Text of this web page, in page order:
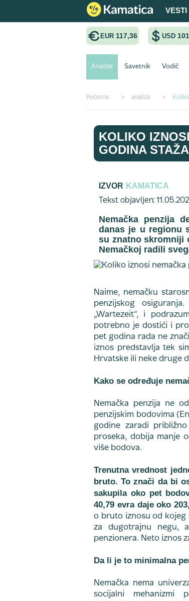
VESTI
EUR 117,36 USD
Analize Savetnik Vodič
Početna > analiza >
KOLIKO
GODINA
IZVOR KAMATICA
Tekst objavljen:
Nemačka penzija
danas je u regionu
su znatno skromniji
Nemačkoj radili
Naime, nemačku
penzijskog
„Wartezeit“, i
potrebno je dostići i
pet godina rada ne
iznos predstavlja tek
Hrvatske ili neke druge
Kako se određuje
Nemačka penzija ne
penzijskim bodovima
godine zaradi
proseka, dobija manje
više bodova.
Trenutna vrednost
bruto. To znači da bi
sakupila oko pet
40,79 evra daje oko
o bruto iznosu od kojeg
za dugotrajnu negu,
penzionera. Neto iznos
Da li je to minimalna
Nemačka nema
socijalni mehanizmi